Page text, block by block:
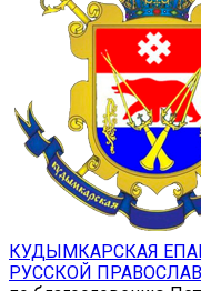
КУДЫМКАРСКАЯ
РУССКОЙ